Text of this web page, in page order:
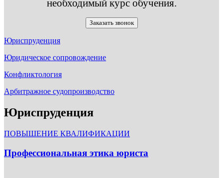
необходимый курс обучения.
Заказать звонок
Юриспруденция
Юридическое сопровождение
Конфликтология
Арбитражное судопроизводство
Юриспруденция
ПОВЫШЕНИЕ КВАЛИФИКАЦИИ
Профессиональная этика юриста